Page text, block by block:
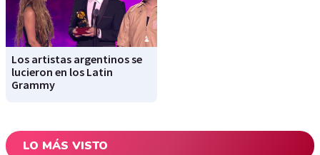
Los artistas argentinos se
lucieron en los Latin
Grammy
LO MÁS VISTO